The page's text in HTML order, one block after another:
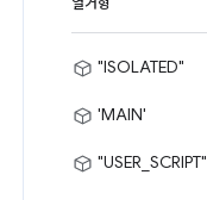
열거형
"ISOLATED"
'MAIN'
"USER_SCRIPT"